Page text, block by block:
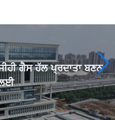
ਗੈਸ ਹੱਲ ਪ੍ਰਦਾਤਾ ਬਣਨ